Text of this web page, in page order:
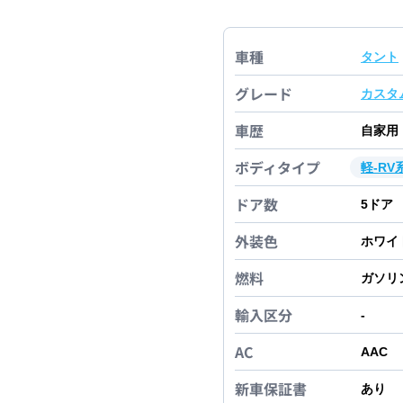
車種 タント
グレード カスタ
車歴 自家用
ボディタイプ 軽-RV
ドア数 5 ドア
外装色 ホワイ
燃料 ガソリ
輸入区分 -
AC AAC
新車保証書 あり